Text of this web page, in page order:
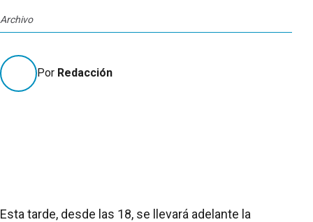
Archivo
Por Redacción
Esta tarde, desde las 18, se llevará adelante la